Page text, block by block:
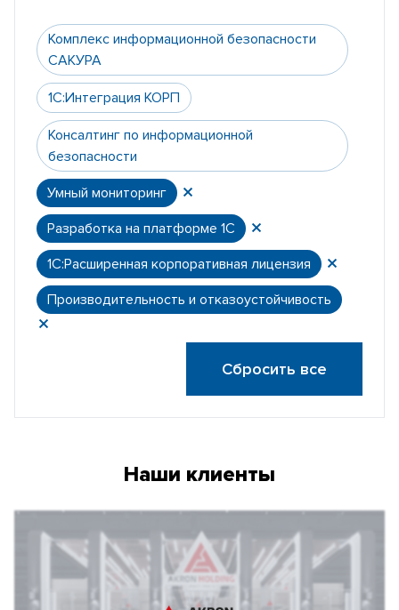
Комплекс информационной безопасности
САКУРА
1С:Интеграция КОРП
Консалтинг по информационной
безопасности
Умный мониторинг
Разработка на платформе 1С
1С:Расширенная корпоративная лицензия
Производительность и отказоустойчивость
Сбросить все
Наши клиенты